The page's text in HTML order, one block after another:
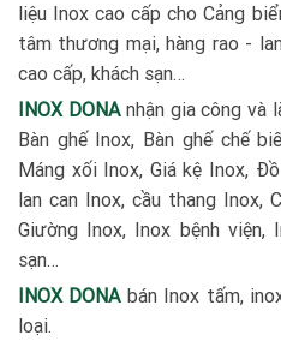
liệu Inox cao cấp cho Cảng
tâm thương mại, hàng rao -
cao cấp, khách sạn…
INOX DONAnhận gia công và
Bàn ghế Inox, Bàn ghế chế
Máng xối Inox, Giá kệ Inox,
lan can Inox, cầu thang Inox,
Giường Inox, Inox bệnh viện,
sạn…
INOX DONAbán Inox tấm,
loại.